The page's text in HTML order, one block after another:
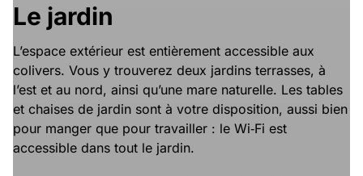
Le jardin
L’espace extérieur est entièrement accessible aux
colivers. Vous y trouverez deux jardins terrasses, à
l’est et au nord, ainsi qu’une mare naturelle. Les tables
et chaises de jardin sont à votre disposition, aussi bien
pour manger que pour travailler : le Wi‑Fi est
accessible dans tout le jardin.